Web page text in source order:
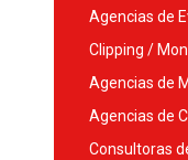
Agencias de
Clipping /
Agencias de
Agencias de
Consultoras